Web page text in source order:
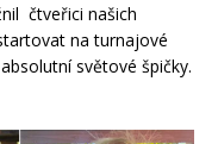
čtveřici našich
na turnajové
světové špičky.